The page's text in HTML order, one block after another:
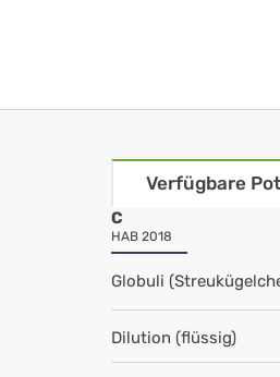
Verfügbare
C
HAB 2018
Globuli
Dilution (flüssig)